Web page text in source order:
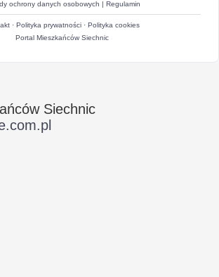
ochrony danych osobowych | Regulamin
· Polityka prywatności· Polityka cookies
Portal Mieszkańców Siechnic
Siechnic